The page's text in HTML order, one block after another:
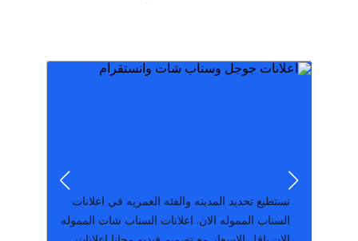
معين؟ انضم إلينا الآن وقم بشراء، بيع أو تداول أي
موبايلات وعقار. أشه
تستطيع تحديد المدينه والفئه العمريه في اعلانات
السناب المموله الان. اعلانات السناب شات المموله